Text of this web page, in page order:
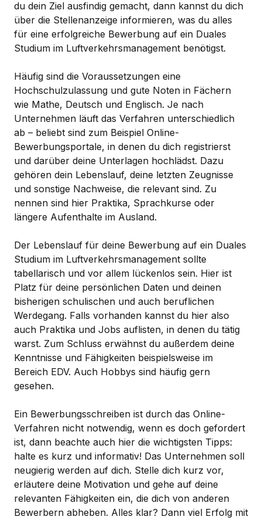
du dein Ziel ausfindig gemacht, dann kannst du dich
über die Stellenanzeige informieren, was du alles
für eine erfolgreiche Bewerbung auf ein Duales
Studium im Luftverkehrsmanagement benötigst.
Häufig sind die Voraussetzungen eine
Hochschulzulassung und gute Noten in Fächern
wie Mathe, Deutsch und Englisch. Je nach
Unternehmen läuft das Verfahren unterschiedlich
ab – beliebt sind zum Beispiel Online-
Bewerbungsportale, in denen du dich registrierst
und darüber deine Unterlagen hochlädst. Dazu
gehören dein Lebenslauf, deine letzten Zeugnisse
und sonstige Nachweise, die relevant sind. Zu
nennen sind hier Praktika, Sprachkurse oder
längere Aufenthalte im Ausland.
Der Lebenslauf für deine Bewerbung auf ein Duales
Studium im Luftverkehrsmanagement sollte
tabellarisch und vor allem lückenlos sein. Hier ist
Platz für deine persönlichen Daten und deinen
bisherigen schulischen und auch beruflichen
Werdegang. Falls vorhanden kannst du hier also
auch Praktika und Jobs auflisten, in denen du tätig
warst. Zum Schluss erwähnst du außerdem deine
Kenntnisse und Fähigkeiten beispielsweise im
Bereich EDV. Auch Hobbys sind häufig gern
gesehen.
Ein Bewerbungsschreiben ist durch das Online-
Verfahren nicht notwendig, wenn es doch gefordert
ist, dann beachte auch hier die wichtigsten Tipps:
halte es kurz und informativ! Das Unternehmen soll
neugierig werden auf dich. Stelle dich kurz vor,
erläutere deine Motivation und gehe auf deine
relevanten Fähigkeiten ein, die dich von anderen
Bewerbern abheben. Alles klar? Dann viel Erfolg mit